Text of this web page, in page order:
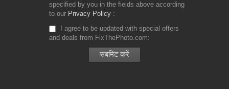
specified by you in the fields above according
to our Privacy Policy
I agree to be updated with special offers
and deals from FixThePhoto.com